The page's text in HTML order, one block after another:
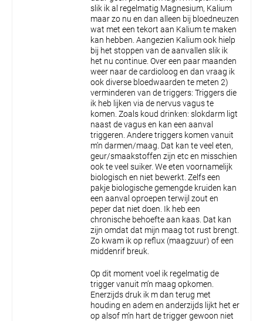
slik ik al regelmatig Magnesium, Kalium
maar zo nu en dan alleen bij bloedneuzen
wat met een tekort aan Kalium te maken
kan hebben. Aangezien Kalium ook hielp
bij het stoppen van de aanvallen slik ik
het nu continue. Over een paar maanden
weer naar de cardioloog en dan vraag ik
ook diverse bloedwaarden te meten 2)
verminderen van de triggers: Triggers die
ik heb lijken via de nervus vagus te
komen. Zoals koud drinken: slokdarm ligt
naast de vagus en kan een aanval
triggeren. Andere triggers komen vanuit
m’n darmen/maag. Dat kan te veel eten,
geur/smaakstoffen zijn etc en misschien
ook te veel suiker. We eten voornamelijk
biologisch en niet bewerkt. Zelfs een
pakje biologische gemengde kruiden kan
een aanval oproepen terwijl zout en
peper dat niet doen. Ik heb een
chronische behoefte aan kaas. Dat kan
zijn omdat dat mijn maag tot rust brengt.
Zo kwam ik op reflux (maagzuur) of een
middenrif breuk.
Op dit moment voel ik regelmatig de
trigger vanuit m’n maag opkomen.
Enerzijds druk ik m dan terug met
houding en adem en anderzijds lijkt het er
op alsof m’n hart de trigger gewoon niet